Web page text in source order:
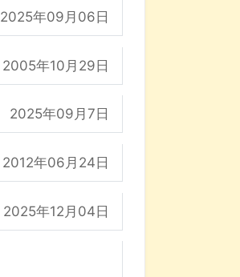
2025年09月06日
2005年10月29日
2025年09月7日
2012年06月24日
2025年12月04日